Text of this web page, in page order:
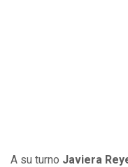
A su turno Javiera